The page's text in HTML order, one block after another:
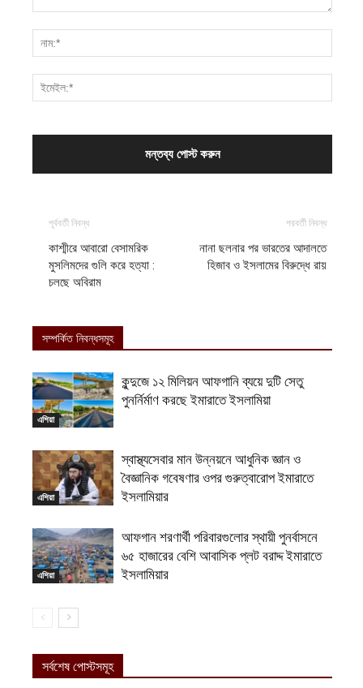
পূর্ববর্তী নিবন্ধ
কাশ্মীরে আবারো বেসামরিক
মুসলিমদের গুলি করে হত্যা :
চলছে অবিরাম
পরবর্তী নিবন্ধ
নানা ছলনার পর ভারতের আদালতে
হিজাব ও ইসলামের বিরুদ্ধে রায়
সম্পর্কিত নিবন্ধসমূহ
এশিয়া
কুন্দুজে ১২ মিলিয়ন আফগানি ব্যয়ে দুটি সেতু
পুনর্নির্মাণ করছে ইমারাতে ইসলামিয়া
এশিয়া
স্বাস্থ্যসেবার মান উন্নয়নে আধুনিক জ্ঞান ও
বৈজ্ঞানিক গবেষণার ওপর গুরুত্বারোপ ইমারাতে
ইসলামিয়ার
এশিয়া
আফগান শরণার্থী পরিবারগুলোর স্থায়ী পুনর্বাসনে
৬৫ হাজারের বেশি আবাসিক প্লট বরাদ্দ ইমারাতে
ইসলামিয়ার
সর্বশেষ পোস্টসমূহ